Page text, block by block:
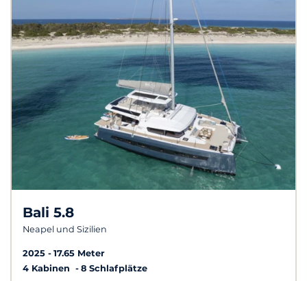
Bali 5.8
Neapel und Sizilien
2025
17.65 Meter
4 Kabinen
8 Schlafplätze